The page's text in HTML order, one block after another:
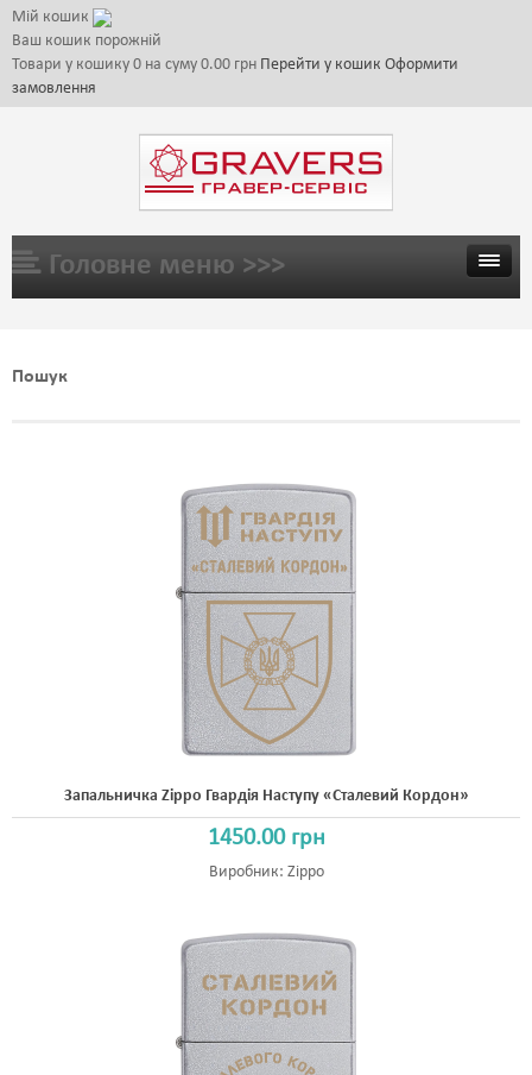
Мій кошик
Ваш кошик порожній
Товари у кошику 0 на суму 0.00 грн Перейти у кошик Оформити
замовлення
Головне меню >>>
ТОВАРИ
Пошук
Запальничка Zippo Гвардія Наступу «Сталевий Кордон»
1450.00 грн
Виробник: Zippo